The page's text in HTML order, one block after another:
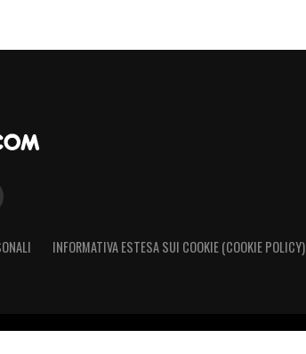
INFORMATIVA ESTESA SUI COOKIE (COOKIE POLICY)